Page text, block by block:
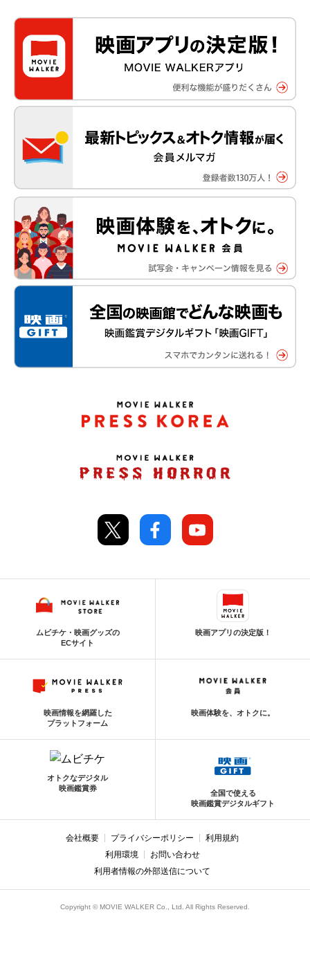
ムビチケ・映画グッズの
ECサイト
映画アプリの決定版！
映画情報を網羅した
プラットフォーム
映画体験を、オトクに。
オトクなデジタル
映画鑑賞券
全国で使える
映画鑑賞デジタルギフト
会社概要 プライバシーポリシー
利用規約
利用環境
お問い合わせ
利用者情報の外部送信について
Copyright © MOVIE WALKER Co., Ltd. All Rights Reserved.